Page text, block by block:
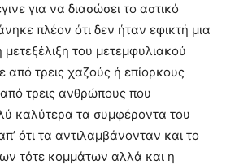
για να διασώσει το αστικό
πλέον ότι δεν ήταν εφικτή μια
μετεξέλιξη του μετεμφυλιακού
από τρεις χαζούς ή επίορκους
από τρεις ανθρώπους που
καλύτερα τα συμφέροντα του
ότι τα αντιλαμβάνονταν και το
τότε κομμάτων αλλά και η